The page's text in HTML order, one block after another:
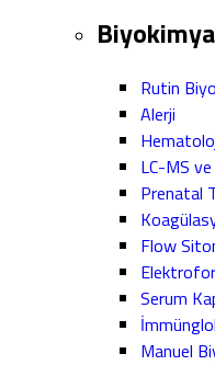
Biyokimya
Rutin
Alerji
LC-MS
Prenatal
Flow
Serum
Manuel